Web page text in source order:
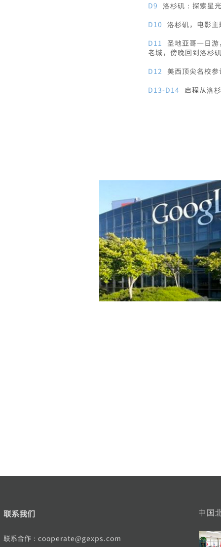
D9 洛杉矶：探索星
D10 洛杉矶，电影
D11 圣地亚哥一日
老城，傍晚回到洛杉
D12 美西顶尖名校
D13-D14 启程从洛
联系我们
联系合作： cooperate@gexps.com
中国